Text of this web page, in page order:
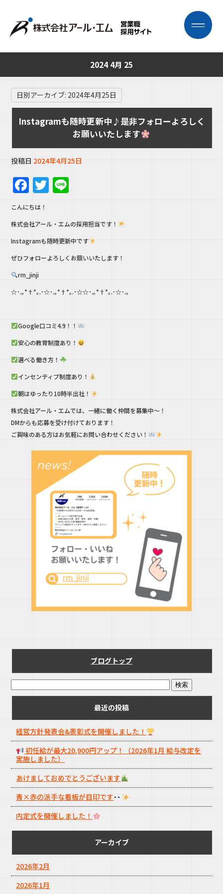
2024 4月 25
日別アーカイブ: 2024年4月25日
Instagramも随時更新中♪是非フォローよろしく
お願いいたします
投稿日 2024年4月25日
F
a
c
e
b
o
o
k
T
w
it
te
r
e
こんにちは！
株式会社アール・エムの採用担当です！
Instagramも随時更新中です
ぜひフォローよろしくお願いいたします！
rm_jinji
☆･.｡*†*｡.･☆･.｡*†*｡.･☆☆･.｡*†*｡.･☆･.｡
Google口コミ4.9！！
安心の教育制度あり！
選べる働き方！
インセンティブ制度あり！
朝はゆったり10時半出社！
株式会社アール・エムでは、一緒に働く仲間を募集中～！
DMからも応募を受け付けております！
ご興味のある方はお気軽にお問い合わせください！
ブログトップ
最近の投稿
経営方針発表会&表彰式を開催しました！
初任給が最大20,900円アップ！（2026年1月 給与改定を
実施しました）
あけましておめでとうございます
青×赤の派手な看板が目印です
内定式を開催しました！
アーカイブ
2026年2月
2026年1月